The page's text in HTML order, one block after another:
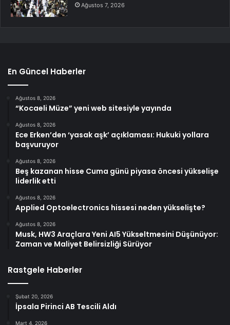
Ağustos 7, 2026
En Güncel Haberler
Ağustos 8, 2026
“Kocaeli Müze” yeni web sitesiyle yayında
Ağustos 8, 2026
Ece Erken’den ‘yasak aşk’ açıklaması: Hukuki yollara
başvuruyor
Ağustos 8, 2026
Beş kazanan hisse Cuma günü piyasa öncesi yükselişe
liderlik etti
Ağustos 8, 2026
Applied Optoelectronics hissesi neden yükselişte?
Ağustos 8, 2026
Musk, HW3 Araçlara Yeni AI5 Yükseltmesini Düşünüyor:
Zaman ve Maliyet Belirsizliği Sürüyor
Rastgele Haberler
Şubat 20, 2026
İpsala Pirinci AB Tescili Aldı
Mart 4, 2026